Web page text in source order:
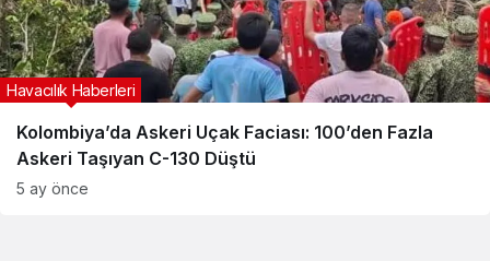
Kolombiya’da Askeri Uçak Faciası: 100’den Fazla
Askeri Taşıyan C-130 Düştü
Havacılık Haberleri
5 ay önce